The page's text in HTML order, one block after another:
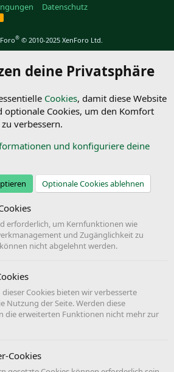
Datenschutz
R
® © 2010-2025 XenForo Ltd.
deine Privatsphäre
Cookies, damit diese Website
Cookies, um den Komfort
verbessern.
und konfiguriere deine
Optionale Cookies ablehnen
erforderlich, um Kernfunktionen wie
und Zugänglichkeit zu
nicht abgelehnt werden.
dieser Cookies bieten wir verbesserte
Nutzung der Seite. Werden diese
die erweiterten Funktionen nicht mehr zur
Cookies